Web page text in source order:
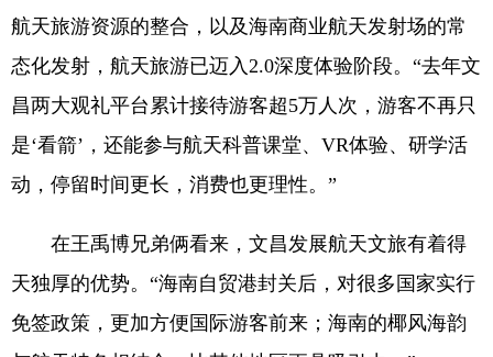
航天旅游资源的整合，以及海南商业航天发射场的常
态化发射，航天旅游已迈入2.0深度体验阶段。“去年文
昌两大观礼平台累计接待游客超5万人次，游客不再只
是‘看箭’，还能参与航天科普课堂、VR体验、研学活
动，停留时间更长，消费也更理性。”
在王禹博兄弟俩看来，文昌发展航天文旅有着得
天独厚的优势。“海南自贸港封关后，对很多国家实行
免签政策，更加方便国际游客前来；海南的椰风海韵